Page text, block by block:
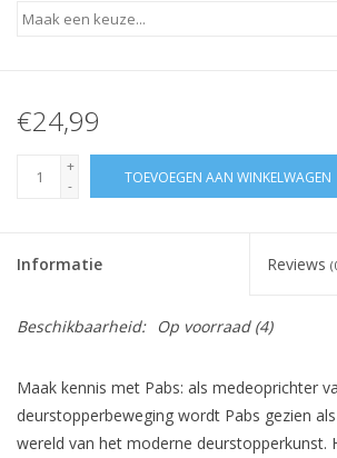
€24,99
+
-
TOEVOEGEN AAN WINKELWAGEN
Informatie Reviews
Beschikbaarheid: Op voorraad(4)
Maak kennis met Pabs: als medeoprichter
deurstopperbeweging wordt Pabs gezien
wereld van het moderne deurstopperkunst.